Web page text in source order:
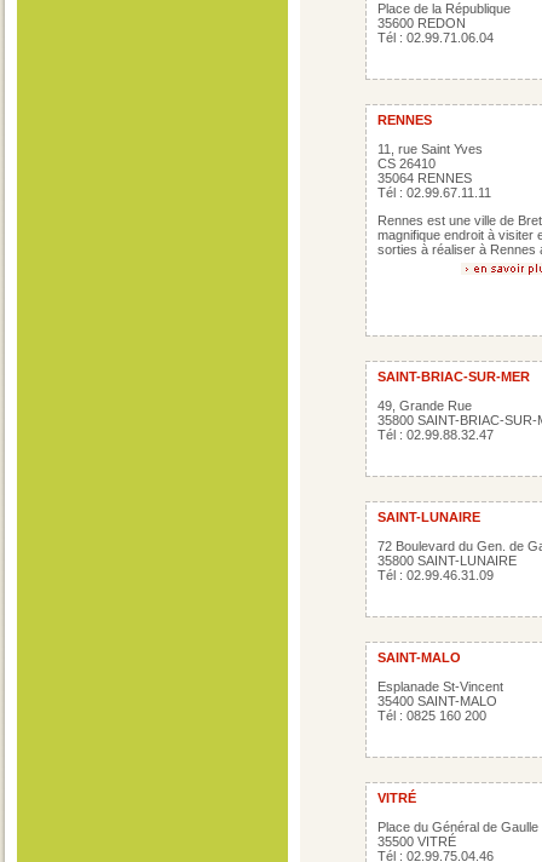
Place de la République
35600 REDON
Tél : 02.99.71.06.04
RENNES
11, rue Saint Yves
CS 26410
35064 RENNES
Tél : 02.99.67.11.11
Rennes est une ville de
magnifique endroit à visiter
sorties à réaliser à Rennes
SAINT-BRIAC-SUR-MER
49, Grande Rue
35800 SAINT-BRIAC-SUR-
Tél : 02.99.88.32.47
SAINT-LUNAIRE
72 Boulevard du Gen. de
35800 SAINT-LUNAIRE
Tél : 02.99.46.31.09
SAINT-MALO
Esplanade St-Vincent
35400 SAINT-MALO
Tél : 0825 160 200
VITRÉ
Place du Général de Gaulle
35500 VITRÉ
Tél : 02.99.75.04.46